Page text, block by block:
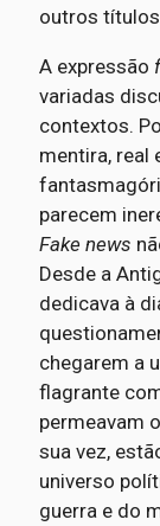
outros
A expressão
variadas
contextos.
mentira, real
parecem
Fake news
Desde a
dedicava à
chegarem a
flagrante
permeavam
sua vez,
universo
guerra e do